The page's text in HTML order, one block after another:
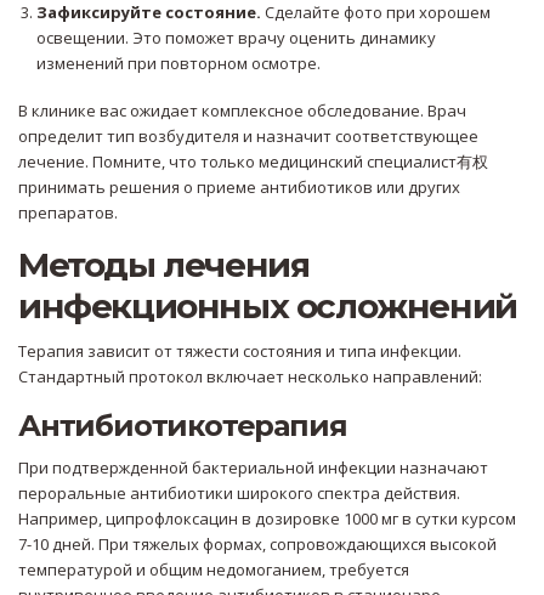
Зафиксируйте состояние. Сделайте фото при хорошем
освещении. Это поможет врачу оценить динамику
изменений при повторном осмотре.
В клинике вас ожидает комплексное обследование. Врач
определит тип возбудителя и назначит соответствующее
лечение. Помните, что только медицинский специалист有权
принимать решения о приеме антибиотиков или других
препаратов.
Методы лечения
инфекционных осложнений
Терапия зависит от тяжести состояния и типа инфекции.
Стандартный протокол включает несколько направлений:
Антибиотикотерапия
При подтвержденной бактериальной инфекции назначают
пероральные антибиотики широкого спектра действия.
Например, ципрофлоксацин в дозировке 1000 мг в сутки курсом
7-10 дней. При тяжелых формах, сопровождающихся высокой
температурой и общим недомоганием, требуется